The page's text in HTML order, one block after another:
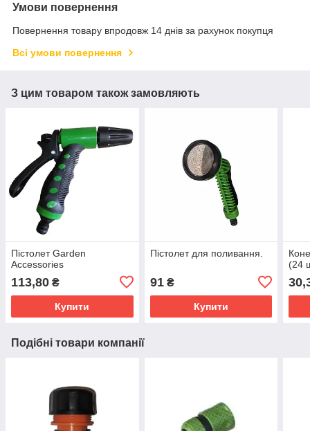
Умови повернення
Повернення товару впродовж 14 днів за рахунок покупця
Всі умови повернення
З цим товаром також замовляють
Пістолет Garden
Accessories
113,80 ₴
Купити
Пістолет для поливання.
91₴
Купити
(24
Подібні товари компанії